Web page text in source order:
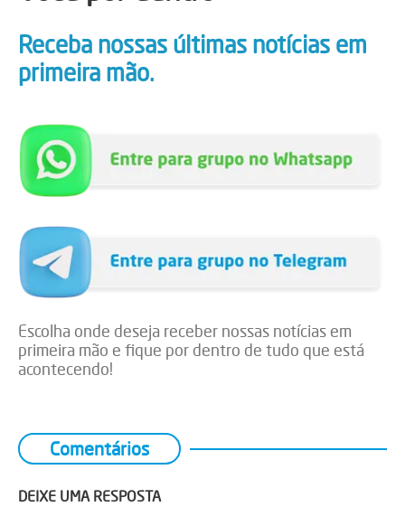
Receba nossas últimas notícias em
primeira mão.
Escolha onde deseja receber nossas notícias em
primeira mão e fique por dentro de tudo que está
acontecendo!
Comentários
DEIXE UMA RESPOSTA